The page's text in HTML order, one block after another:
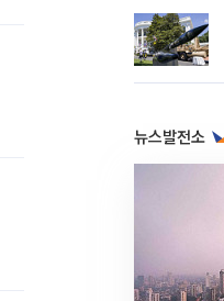
뉴스발전소